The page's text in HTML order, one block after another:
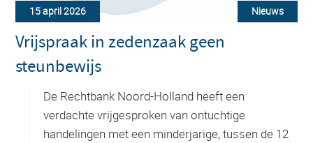
15 april 2026 Nieuws
Vrijspraak in zedenzaak geen
steunbewijs
De Rechtbank Noord-Holland heeft een
verdachte vrijgesproken van ontuchtige
handelingen met een minderjarige, tussen de 12